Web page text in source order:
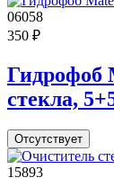
06058
350 ₽
Гидрофоб
стекла,
Отсутствует
15893